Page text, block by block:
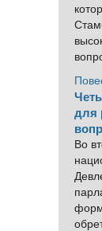
для
Во